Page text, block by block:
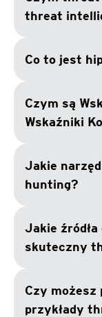
threat
Co to jest
Czym są
Wskaźniki
Jakie
hunting?
Jakie
skuteczny
Czy możesz
przykłady